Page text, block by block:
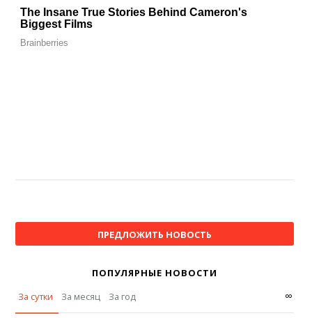
ПРЕДЛОЖИТЬ НОВОСТЬ
ПОПУЛЯРНЫЕ НОВОСТИ
За сутки
За месяц За год ∞